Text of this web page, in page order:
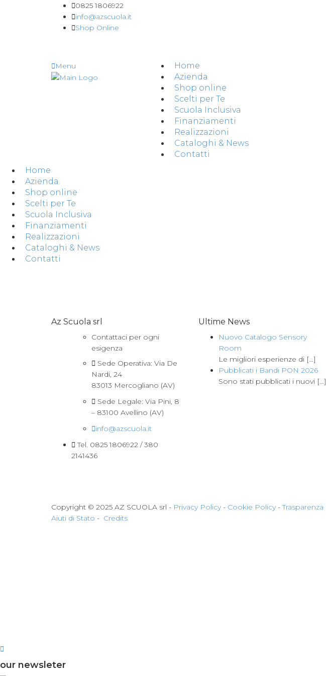
0825 1806922
info@azscuola.it
Shop Online
Menu
Home
Azienda
Shop online
Scelti per Te
Scuola Inclusiva
Finanziamenti
Realizzazioni
Cataloghi & News
Contatti
Home
Azienda
Shop online
Scelti per Te
Scuola Inclusiva
Finanziamenti
Realizzazioni
Cataloghi & News
Contatti
Az Scuola srl
Contattaci per ogni
esigenza
Sede Operativa: Via De
Nardi, 24
83013 Mercogliano (AV)
Sede Legale: Via Pini, 8
– 83100 Avellino (AV)
info@azscuola.it
Tel. 0825 1806922 / 380
2141436
Ultime News
Nuovo Catalogo Sensory
Room
Le migliori esperienze di […]
Pubblicati i Bandi PON 2026
Sono stati pubblicati i nuovi […]
Copyright © 2025 AZ SCUOLA srl - Privacy Policy- Cookie Policy-Trasparenza
Aiuti di Stato - Credits
our newsleter